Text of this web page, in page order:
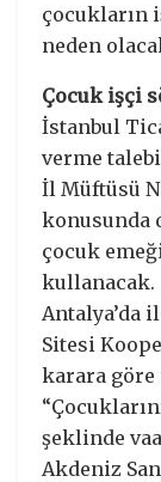
çocukların
neden
Çocuk işçi
İstanbul
verme
İl Müftüsü
konusunda
çocuk
kullanacak.
Antalya’da
Sitesi
karara göre
şeklinde
Akdeniz